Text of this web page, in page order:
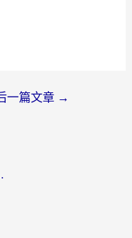
一篇文章 →
接家乡资源